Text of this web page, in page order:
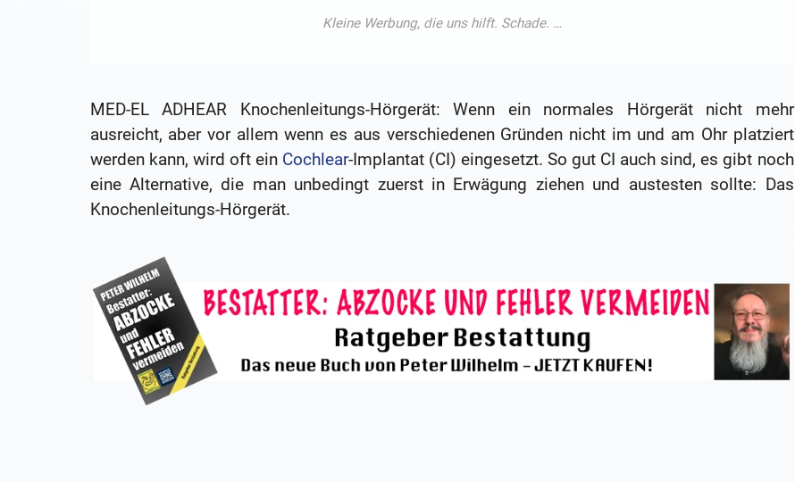
MED-EL ADHEAR Knochenleitungs-Hörgerät: Wenn ein normales Hörgerät nicht mehr
ausreicht, aber vor allem wenn es aus verschiedenen Gründen nicht im und am Ohr platziert
werden kann, wird oft ein Cochlear-Implantat (CI) eingesetzt. So gut CI auch sind, es gibt noch
eine Alternative, die man unbedingt zuerst in Erwägung ziehen und austesten sollte: Das
Knochenleitungs-Hörgerät.